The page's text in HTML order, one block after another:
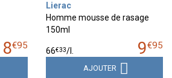
€95
Lierac
Homme mousse de rasage
150ml
9€95
66€33/
AJOUTER